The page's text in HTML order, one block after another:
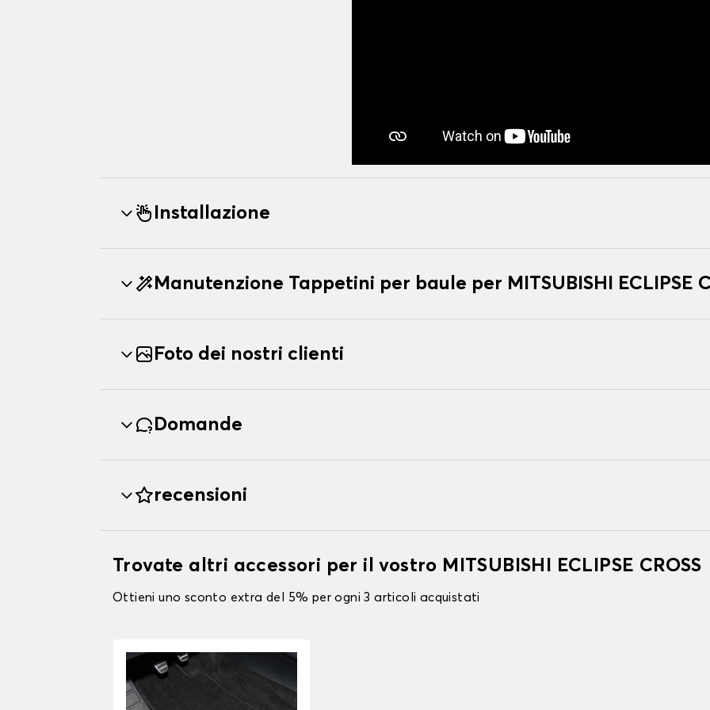
Installazione
Manutenzione Tappetini per baule per MITSUBISHI ECLIPSE
Foto dei nostri clienti
Domande
recensioni
Trovate altri accessori per il vostro MITSUBISHI ECLIPSE CROSS
Ottieni uno sconto extra del 5% per ogni 3 articoli acquistati